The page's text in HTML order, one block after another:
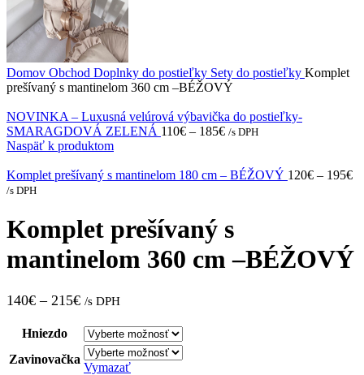
Domov Obchod Doplnky do postieľky Sety do postieľky Komplet
prešívaný s mantinelom 360 cm –BÉŽOVÝ
NOVINKA – Luxusná velúrová výbavička do postieľky-
SMARAGDOVÁ ZELENÁ 110€ – 185€ /s DPH
Naspäť k produktom
Komplet prešívaný s mantinelom 180 cm – BÉŽOVÝ 120€ – 195€
/s DPH
Komplet prešívaný s
mantinelom 360 cm –BÉŽOVÝ
140€ – 215€ /s DPH
Hniezdo
Zavinovačka
Vymazať